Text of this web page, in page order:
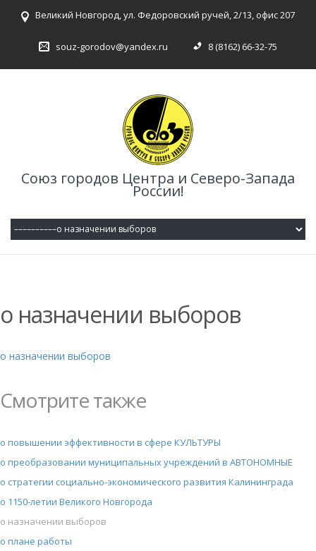
Великий Новгород, ул. Федоровский ручей, 2/13, офис 207
souz-gorodov@yandex.ru 8 (8162) 66-32-75
Союз городов Центра и Северо-Запада
России!
о назначении выборов
о назначении выборов
Смотрите также
о повышении эффективности в сфере КУЛЬТУРЫ
о преобразовании муниципальных учреждений в АВТОНОМНЫЕ
о стратегии социально-экономического развития Калининграда
о 1150-летии Великого Новгорода
о назначении выборов
о плане работы